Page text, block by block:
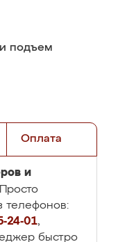
подъем
Оплата
и
телефонов:
24-01,
быстро